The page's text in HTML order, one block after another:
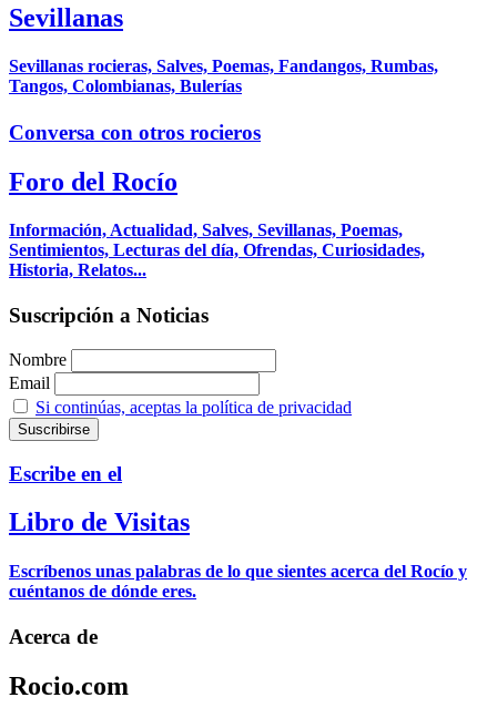
Sevillanas
Sevillanas rocieras, Salves, Poemas, Fandangos, Rumbas,
Tangos, Colombianas, Bulerías
Conversa con otros rocieros
Foro del Rocío
Información, Actualidad, Salves, Sevillanas, Poemas,
Sentimientos, Lecturas del día, Ofrendas, Curiosidades,
Historia, Relatos...
Suscripción a Noticias
Nombre
Email
Si continúas, aceptas la política de privacidad
Escribe en el
Libro de Visitas
Escríbenos unas palabras de lo que sientes acerca del Rocío y
cuéntanos de dónde eres.
Acerca de
Rocio.com